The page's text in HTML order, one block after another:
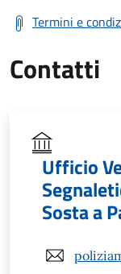
Termini e
Contatti
Ufficio
Sosta a